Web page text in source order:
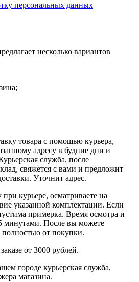
персональных данных
несколько вариантов
товара с помощью курьера,
адресу в будние дни и
служба, после
свяжется с вами и предложит
Уточнит адрес.
курьере, осматриваете на
указанной комплектации. Если
примерка. Время осмотра и
минутами. После вы можете
полностью от покупки.
от 3000 рублей.
городе курьерская служба,
магазина.